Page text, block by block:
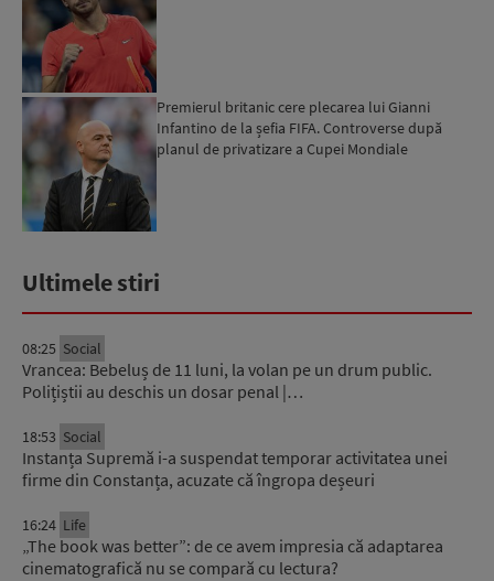
Premierul britanic cere plecarea lui Gianni
Infantino de la șefia FIFA. Controverse după
planul de privatizare a Cupei Mondiale
Ultimele stiri
08:25 Social
Vrancea: Bebeluș de 11 luni, la volan pe un drum public.
Polițiștii au deschis un dosar penal |…
18:53 Social
Instanța Supremă i-a suspendat temporar activitatea unei
firme din Constanța, acuzate că îngropa deșeuri
16:24 Life
„The book was better”: de ce avem impresia că adaptarea
cinematografică nu se compară cu lectura?